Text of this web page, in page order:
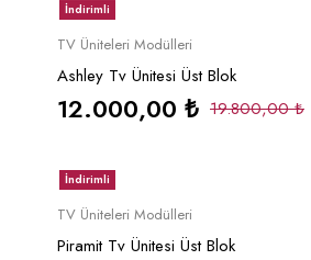
İndirimli
TV Üniteleri Modülleri
Ashley Tv Ünitesi Üst Blok
19.800,00₺
12.000,00 ₺
İndirimli
TV Üniteleri Modülleri
Piramit Tv Ünitesi Üst Blok